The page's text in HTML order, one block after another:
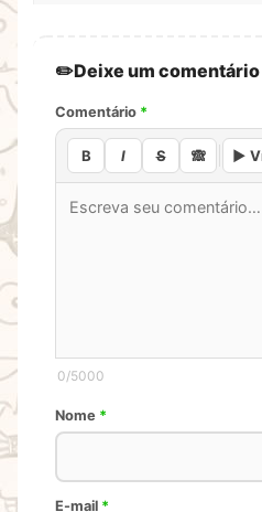
Deixe um comentário
Comentário *
B I S 🙈 ▶️
0/5000
Nome *
E-mail *